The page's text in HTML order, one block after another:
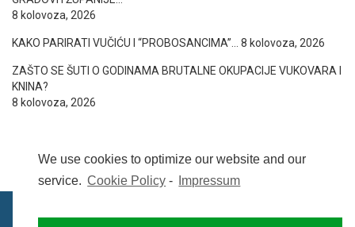
We use cookies to optimize our website and our
service. Cookie Policy - Impressum
8 kolovoza, 2026
KAKO PARIRATI VUČIĆU I “PROBOSANCIMA”… 8 kolovoza, 2026
ZAŠTO SE ŠUTI O GODINAMA BRUTALNE OKUPACIJE VUKOVARA I
KNINA?
8 kolovoza, 2026